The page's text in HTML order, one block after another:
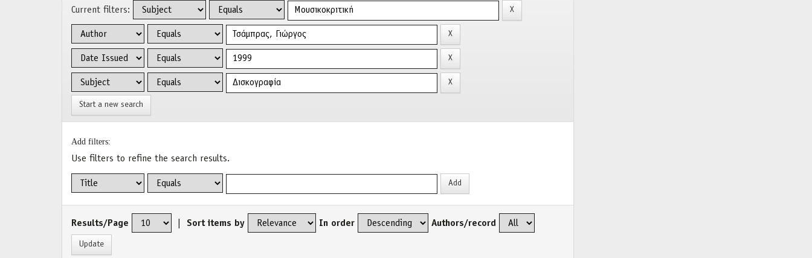
Current filters:
Start a new search
Add filters:
Use filters to refine the search results.
Results/Page Sort items by In order Authors/record